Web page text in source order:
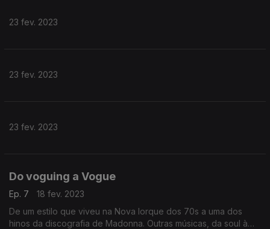
23 fev. 2023
23 fev. 2023
23 fev. 2023
Do voguing a Vogue
Ep. 7
18 fev. 2023
De um estilo que viveu na Nova Iorque dos 70s a uma dos
hinos da discografia de Madonna. Outras músicas, da soul à